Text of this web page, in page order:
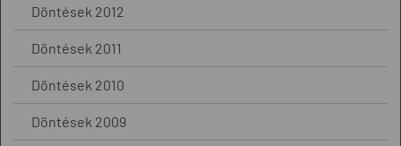
Döntések 2012
Döntések 2011
Döntések 2010
Döntések 2009